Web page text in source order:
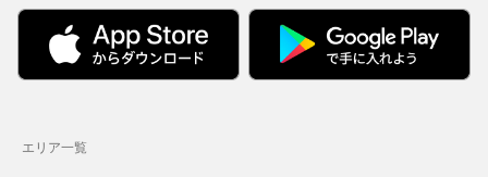
エリア一覧